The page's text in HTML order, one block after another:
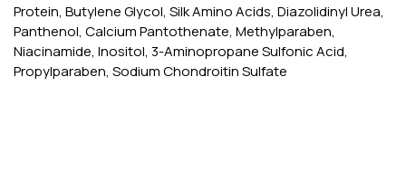
Protein, Butylene Glycol, Silk Amino Acids, Diazolidinyl Urea,
Panthenol, Calcium Pantothenate, Methylparaben,
Niacinamide, Inositol, 3-Aminopropane Sulfonic Acid,
Propylparaben, Sodium Chondroitin Sulfate